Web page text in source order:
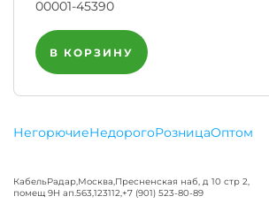
00001-45390
В КОРЗИНУ
НегорючиеНедорогоРозницаОптом
КабельРадар,Москва,Пресненская наб, д 10 стр 2,
помещ 9Н ап.563,123112,+7 (901) 523-80-89